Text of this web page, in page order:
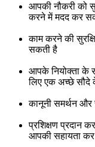
आपकी नौकरी को
करने में मदद कर
काम करने की
सकती है
आपके नियोक्ता के
लिए एक अच्छे सौदे
कानूनी समर्थन और
प्रशिक्षण प्रदान
आपकी सहायता